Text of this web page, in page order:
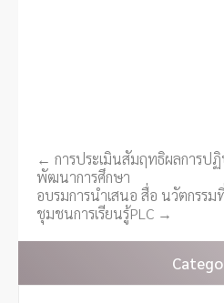
P
o
s
t
← การประเมินสัมฤทธิผลการป
พัฒนาการศึกษา
อบรมการนำเสนอ สื่อ นวัตกรรม
ชุมชนการเรียนรู้PLC →